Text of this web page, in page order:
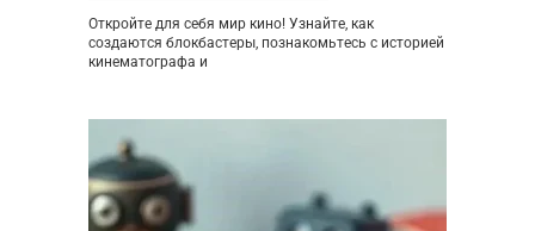
Откройте для себя мир кино! Узнайте, как
создаются блокбастеры, познакомьтесь с историей
кинематографа и